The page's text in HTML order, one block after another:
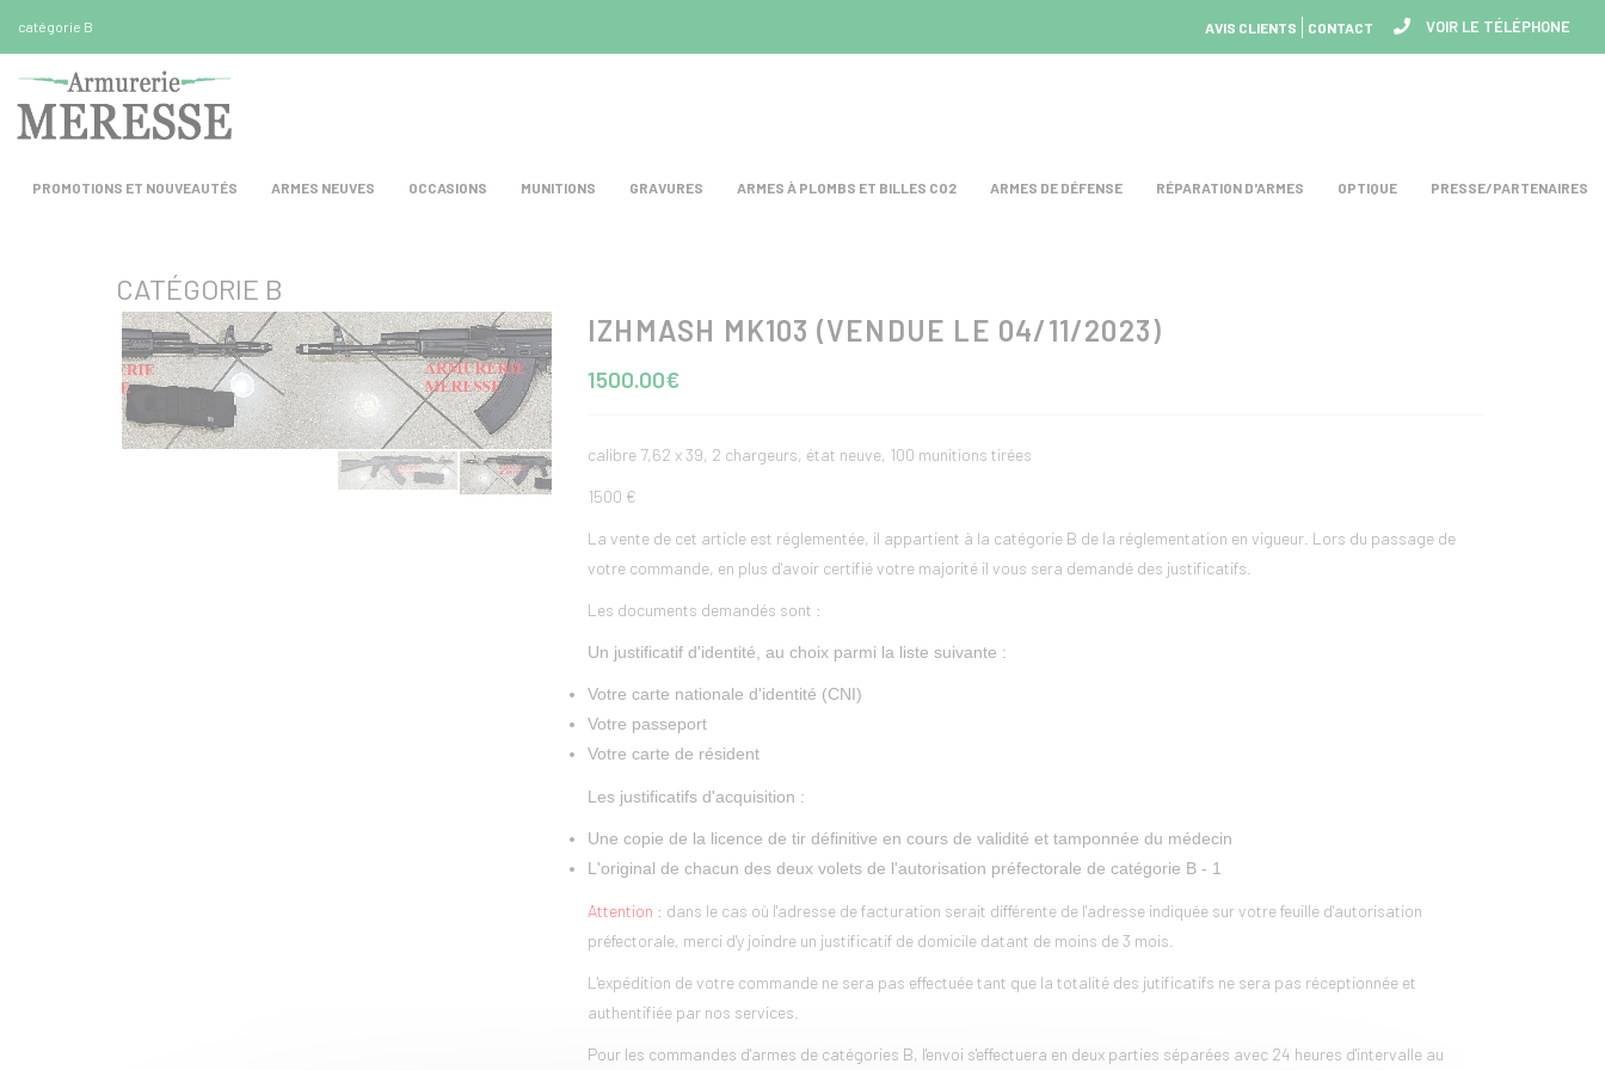
VOIR LE TÉLÉPHONE
AVIS CLIENTS CONTACT
catégorie B
PROMOTIONS ET NOUVEAUTÉS ARMES NEUVES OCCASIONS MUNITIONS GRAVURES ARMES À PLOMBS ET BILLES CO2 ARMES DE DÉFENSE RÉPARATION D'ARMES OPTIQUE PRESSE/PARTENAIRES
CATÉGORIE B
test
IZHMASH MK103 (VENDUE LE 04/11/2023)
1500.00€
calibre 7,62 x 39, 2 chargeurs, état neuve, 100 munitions tirées
1500 €
La vente de cet article est réglementée, il appartient à la catégorie B de la réglementation en vigueur. Lors du passage de
votre commande, en plus d'avoir certifié votre majorité il vous sera demandé des justificatifs.
Les documents demandés sont :
Un justificatif d'identité, au choix parmi la liste suivante :
Votre carte nationale d'identité (CNI)
Votre passeport
Votre carte de résident
Les justificatifs d'acquisition :
Une copie de la licence de tir définitive en cours de validité et tamponnée du médecin
L'original de chacun des deux volets de l'autorisation préfectorale de catégorie B - 1
Attention : dans le cas où l'adresse de facturation serait différente de l'adresse indiquée sur votre feuille d'autorisation
préfectorale, merci d'y joindre un justificatif de domicile datant de moins de 3 mois.
L'expédition de votre commande ne sera pas effectuée tant que la totalité des jutificatifs ne sera pas réceptionnée et
authentifiée par nos services.
Pour les commandes d'armes de catégories B, l'envoi s'effectuera en deux parties séparées avec 24 heures d'intervalle au